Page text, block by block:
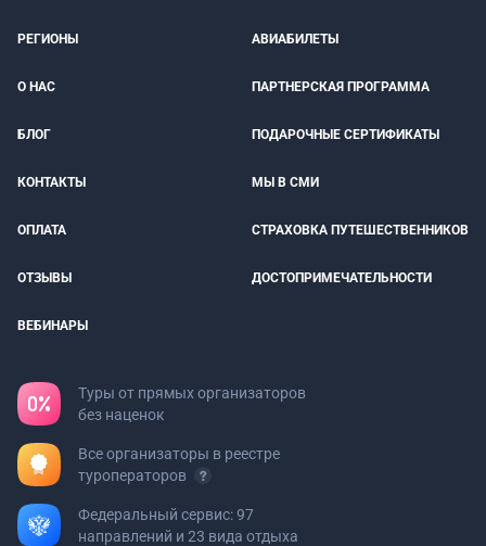
РЕГИОНЫ АВИАБИЛЕТЫ
О НАС ПАРТНЕРСКАЯ ПРОГРАММА
БЛОГ ПОДАРОЧНЫЕ СЕРТИФИКАТЫ
КОНТАКТЫ МЫ В СМИ
ОПЛАТА СТРАХОВКА ПУТЕШЕСТВЕННИКОВ
ОТЗЫВЫ ДОСТОПРИМЕЧАТЕЛЬНОСТИ
ВЕБИНАРЫ
Туры от прямых организаторов
без наценок
Все организаторы в реестре
туроператоров
Федеральный сервис: 97
направлений и 23 вида отдыха